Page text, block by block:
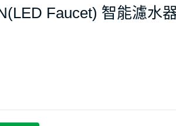
Faucet) 智能濾水